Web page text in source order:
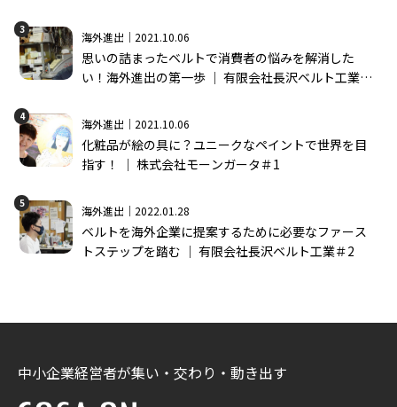
3
海外進出｜2021.10.06
思いの詰まったベルトで消費者の悩みを解消した
い！海外進出の第一歩 │ 有限会社長沢ベルト工業＃
4
海外進出｜2021.10.06
化粧品が絵の具に？ユニークなペイントで世界を目
指す！ │ 株式会社モーンガータ＃1
5
海外進出｜2022.01.28
ベルトを海外企業に提案するために必要なファース
トステップを踏む │ 有限会社長沢ベルト工業＃2
中小企業経営者が集い・交わり・動き出す